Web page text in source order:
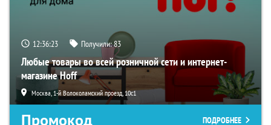
12:36:22 Получили:83
Любые товары во всей розничной сети и интернет-
магазине Hoff
Москва, 1-й Волоколамский проезд, 10с1
Промокод ПОДРОБНЕЕ